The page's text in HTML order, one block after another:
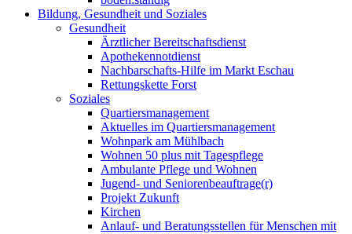
Bildung, Gesundheit und Soziales
Gesundheit
Ärztlicher Bereitschaftsdienst
Apothekennotdienst
Nachbarschafts-Hilfe im Markt Eschau
Rettungskette Forst
Soziales
Quartiersmanagement
Aktuelles im Quartiersmanagement
Wohnpark am Mühlbach
Wohnen 50 plus mit Tagespflege
Ambulante Pflege und Wohnen
Jugend- und Seniorenbeauftrage(r)
Projekt Zukunft
Kirchen
Anlauf- und Beratungsstellen für Menschen mit